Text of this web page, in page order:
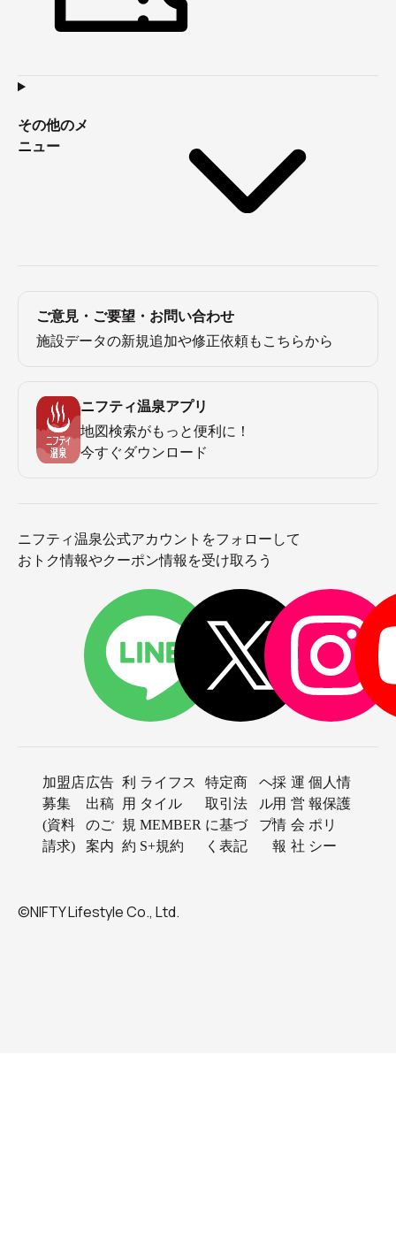
その他のメ
ニュー
ご意見・ご要望・お問い合わせ
施設データの新規追加や修正依頼もこちらから
ニフティ温泉アプリ
地図検索がもっと便利に！
今すぐダウンロード
ニフティ温泉公式アカウントをフォローして
おトク情報やクーポン情報を受け取ろう
加盟店
募集
(資料
請求)
広告
出稿
のご
案内
利
用
規
約
ライフス
タイル
MEMBER
S+規約
特定商
取引法
に基づ
く表記
ヘ
ル
プ
採
用
情
報
運
営
会
社
個人情
報保護
ポリ
シー
©NIFTY Lifestyle Co., Ltd.